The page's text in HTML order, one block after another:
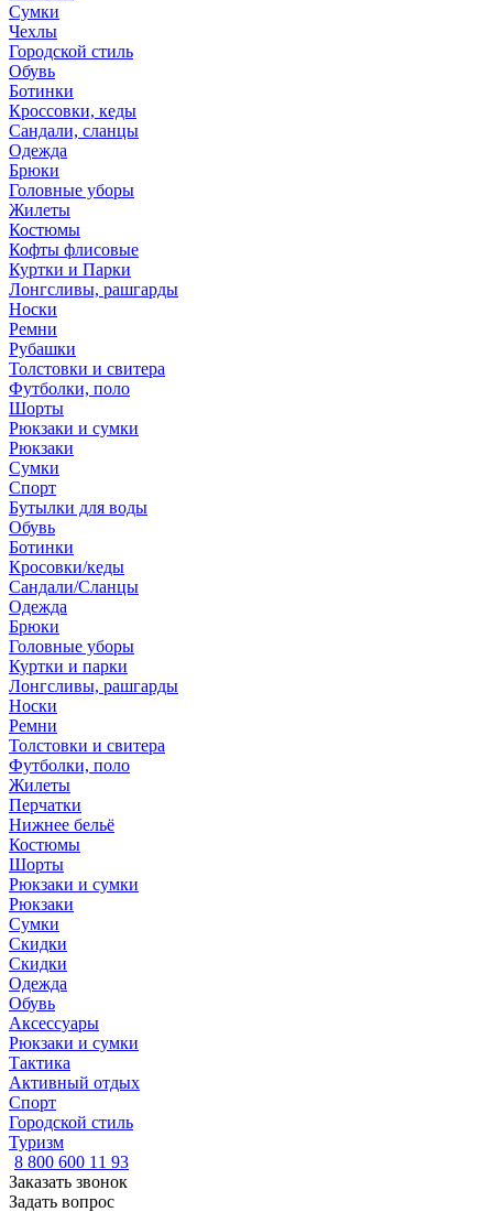
Сумки
Чехлы
Городской стиль
Обувь
Ботинки
Кроссовки, кеды
Сандали, сланцы
Одежда
Брюки
Головные уборы
Жилеты
Костюмы
Кофты флисовые
Куртки и Парки
Лонгсливы, рашгарды
Носки
Ремни
Рубашки
Толстовки и свитера
Футболки, поло
Шорты
Рюкзаки и сумки
Рюкзаки
Сумки
Спорт
Бутылки для воды
Обувь
Ботинки
Кросовки/кеды
Сандали/Сланцы
Одежда
Брюки
Головные уборы
Куртки и парки
Лонгсливы, рашгарды
Носки
Ремни
Толстовки и свитера
Футболки, поло
Жилеты
Перчатки
Нижнее бельё
Костюмы
Шорты
Рюкзаки и сумки
Рюкзаки
Сумки
Скидки
Скидки
Одежда
Обувь
Аксессуары
Рюкзаки и сумки
Тактика
Активный отдых
Спорт
Городской стиль
Туризм
8 800 600 11 93
Заказать звонок
Задать вопрос